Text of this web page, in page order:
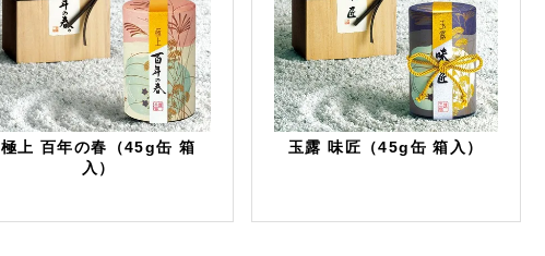
極上 百年の春（45g缶 箱
入）
玉露 味匠（45g缶 箱入）